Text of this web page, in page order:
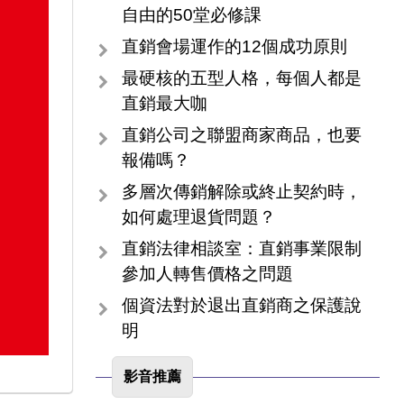
自由的50堂必修課
直銷會場運作的12個成功原則
最硬核的五型人格，每個人都是
直銷最大咖
直銷公司之聯盟商家商品，也要
報備嗎？
多層次傳銷解除或終止契約時，
如何處理退貨問題？
直銷法律相談室：直銷事業限制
參加人轉售價格之問題
個資法對於退出直銷商之保護說
明
影音推薦